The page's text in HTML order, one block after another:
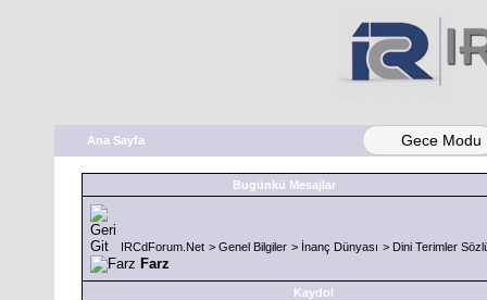
Ana Sayfa Gece Modu
Bugünkü Mesajlar
IRCdForum.Net > Genel Bilgiler > İnanç Dünyası > Dini Terimler
Farz
Kaydol